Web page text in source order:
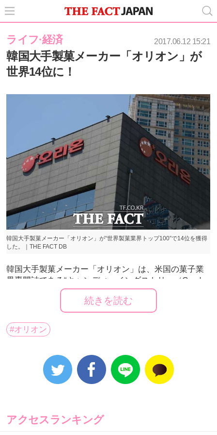
ライフ·経済 2017.06.12 15:21
韓国大手製菓メーカー「オリオン」が
世界14位に！
韓国大手製菓メーカー「オリオン」が“世界製菓業界トップ100”で14位を獲得
した。｜THE FACT DB
韓国大手製菓メーカー「オリオン」は、米国の菓子業
界専門誌である“キャンディ・インダストリー（Candy
Industry）”が発表する「製菓業界のグローバルトップ
（Top）100」で14位になったと伝えた。
キャンディ・インダストリーは毎年、世界製菓企業の
前年度売上高を基準に順位を発表する。オリオンは昨
メーカー「General Mills」に続き、14位を獲得した。
全体1位は米国のMarsで、昨年の売上高は20兆4000億
ウォンに達する。米国・モンデルレッズ
続いた。韓国企業の中には、ロッテ製菓とクラウン製
菓がそれぞれ16位と21位に名前をあげた。
続きを読む
#オリオン
アクセスランキング